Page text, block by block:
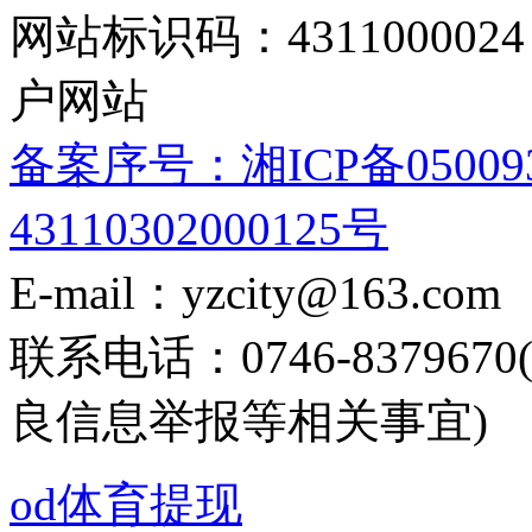
网站标识码：
户网站
备案序号：湘ICP备
43110302000125号
E-mail：yzcity@163.com
联系电话：0746-
良信息举报等相关事宜)
od体育提现